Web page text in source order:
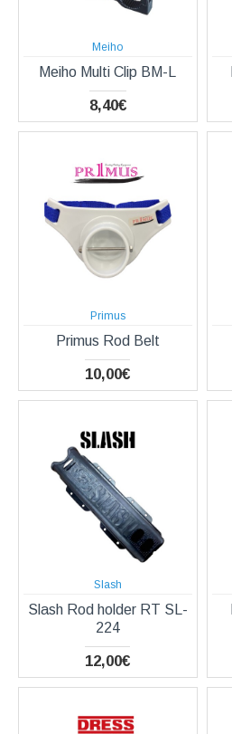
Meiho
Meiho Multi Clip BM-L
8,40€
Primus
Primus Rod Belt
10,00€
Slash
Slash Rod holder RT SL-
224
12,00€